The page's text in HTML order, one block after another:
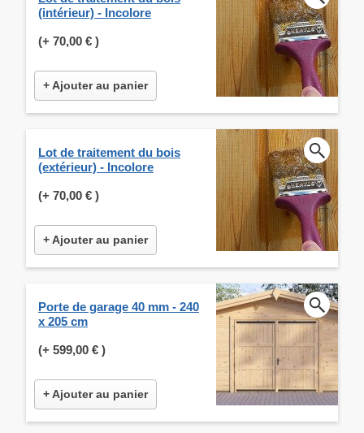
(intérieur) - Incolore
(+ 70,00 € )
+ Ajouter au panier
Lot de traitement du bois
(extérieur) - Incolore
(+ 70,00 € )
+ Ajouter au panier
Porte de garage 40 mm - 240
x 205 cm
(+ 599,00 € )
+ Ajouter au panier